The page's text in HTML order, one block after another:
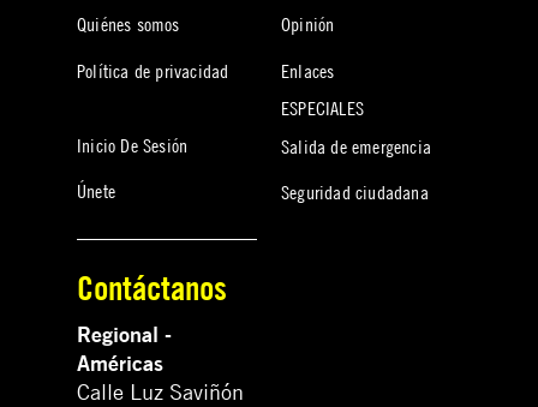
Quiénes somos
Política de privacidad
Inicio De Sesión
Únete
Opinión
Enlaces
ESPECIALES
Salida de emergencia
Seguridad ciudadana
Contáctanos
Regional -
Américas
Calle Luz Saviñón